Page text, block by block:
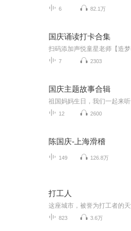
6 82.1万
国庆诵读打卡合集
7 2303
国庆主题故事合辑
12 2600
陈国庆-上海滑稽
149 126.8万
打工人
823 3.6万